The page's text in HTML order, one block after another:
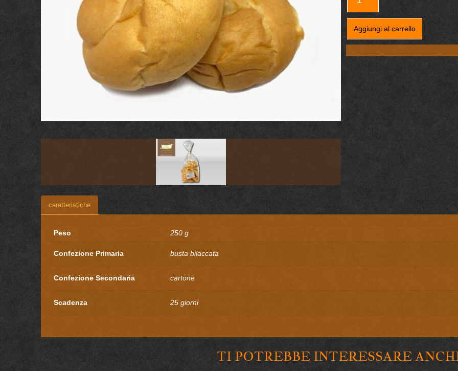
quantità
Aggiungi al carrello
caratteristiche
Peso 250 g
Confezione Primaria busta bilaccata
Confezione Secondaria cartone
Scadenza 25 giorni
TI POTREBBE INTERESSARE